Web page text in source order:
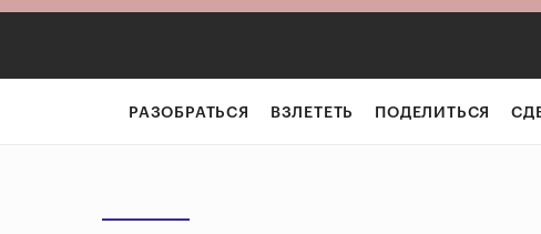
РАЗОБРАТЬСЯ ВЗЛЕТЕТЬ ПОДЕЛИТЬСЯ